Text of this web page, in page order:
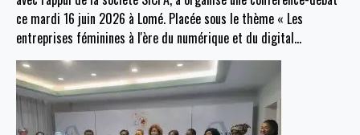
ce mardi 16 juin 2026 à Lomé. Placée sous le thème « Les
entreprises féminines à l'ère du numérique et du digital…